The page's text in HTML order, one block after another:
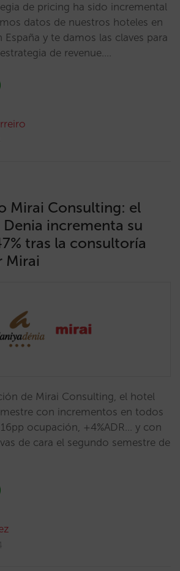
de pricing ha sido incremental
datos de nuestros hoteles en
y te damos las claves para
de revenue.…
Mirai Consulting: el
incrementa su
tras la consultoría
Mirai
de Mirai Consulting, el hotel
con incrementos en todos
ocupación, +4%ADR... y con
de cara el segundo semestre de